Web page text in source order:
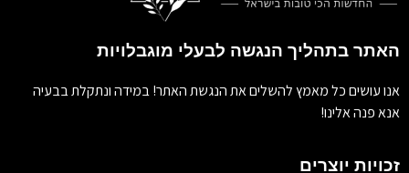
האתר בתהליך הנגשה לבעלי מוגבלויות
אנו עושים כל מאמץ להשלים את הנגשת האתר! במידה ונתקלת בבעיה
אנא פנה אלינו!
זכויות יוצרים